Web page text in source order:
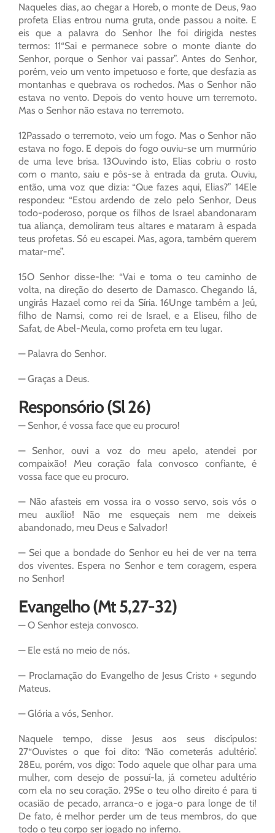
Naqueles dias, ao chegar a Horeb, o monte de Deus, 9ao
profeta Elias entrou numa gruta, onde passou a noite. E
eis que a palavra do Senhor lhe foi dirigida nestes
termos: 11“Sai e permanece sobre o monte diante do
Senhor, porque o Senhor vai passar”. Antes do Senhor,
porém, veio um vento impetuoso e forte, que desfazia as
montanhas e quebrava os rochedos. Mas o Senhor não
estava no vento. Depois do vento houve um terremoto.
Mas o Senhor não estava no terremoto.
12Passado o terremoto, veio um fogo. Mas o Senhor não
estava no fogo. E depois do fogo ouviu-se um murmúrio
de uma leve brisa. 13Ouvindo isto, Elias cobriu o rosto
com o manto, saiu e pôs-se à entrada da gruta. Ouviu,
então, uma voz que dizia: “Que fazes aqui, Elias?” 14Ele
respondeu: “Estou ardendo de zelo pelo Senhor, Deus
todo-poderoso, porque os filhos de Israel abandonaram
tua aliança, demoliram teus altares e mataram à espada
teus profetas. Só eu escapei. Mas, agora, também querem
matar-me”.
15O Senhor disse-lhe: “Vai e toma o teu caminho de
volta, na direção do deserto de Damasco. Chegando lá,
ungirás Hazael como rei da Síria. 16Unge também a Jeú,
filho de Namsi, como rei de Israel, e a Eliseu, filho de
Safat, de Abel-Meula, como profeta em teu lugar.
— Palavra do Senhor.
— Graças a Deus.
Responsório (Sl 26)
— Senhor, é vossa face que eu procuro!
— Senhor, ouvi a voz do meu apelo, atendei por
compaixão! Meu coração fala convosco confiante, é
vossa face que eu procuro.
— Não afasteis em vossa ira o vosso servo, sois vós o
meu auxílio! Não me esqueçais nem me deixeis
abandonado, meu Deus e Salvador!
— Sei que a bondade do Senhor eu hei de ver na terra
dos viventes. Espera no Senhor e tem coragem, espera
no Senhor!
Evangelho (Mt 5,27-32)
— O Senhor esteja convosco.
— Ele está no meio de nós.
— Proclamação do Evangelho de Jesus Cristo + segundo
Mateus.
— Glória a vós, Senhor.
Naquele tempo, disse Jesus aos seus discípulos:
27“Ouvistes o que foi dito: ‘Não cometerás adultério’.
28Eu, porém, vos digo: Todo aquele que olhar para uma
mulher, com desejo de possuí-la, já cometeu adultério
com ela no seu coração. 29Se o teu olho direito é para ti
ocasião de pecado, arranca-o e joga-o para longe de ti!
De fato, é melhor perder um de teus membros, do que
todo o teu corpo ser jogado no inferno.